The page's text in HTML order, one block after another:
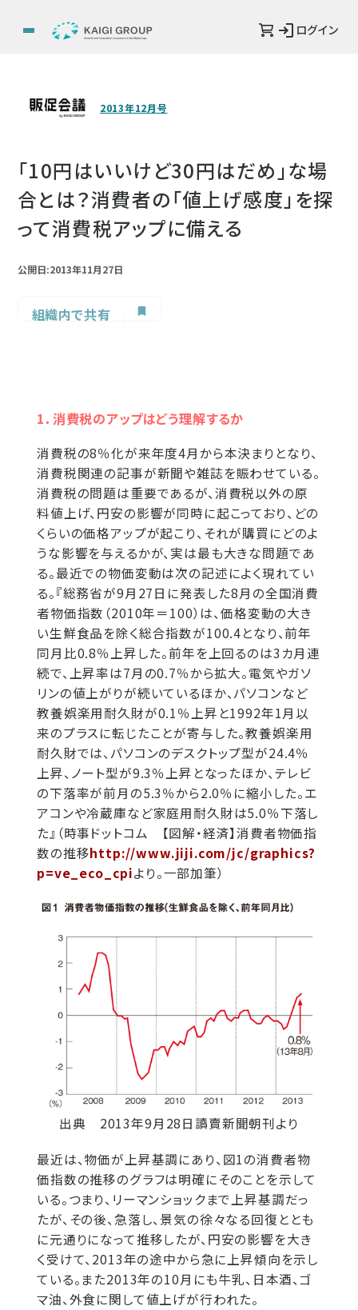
ログイン
2013年12月号
「10円はいいけど30円はだめ」な場
合とは？消費者の「値上げ感度」を探
って消費税アップに備える
公開日:2013年11月27日
組織内で共有
1．消費税のアップはどう理解するか
消費税の8％化が来年度4月から本決まりとなり、
消費税関連の記事が新聞や雑誌を賑わせている。
消費税の問題は重要であるが、消費税以外の原
料値上げ、円安の影響が同時に起こっており、どの
くらいの価格アップが起こり、それが購買にどのよ
うな影響を与えるかが、実は最も大きな問題であ
る。最近での物価変動は次の記述によく現れてい
る。『総務省が9月27日に発表した8月の全国消費
者物価指数（2010年＝100）は、価格変動の大き
い生鮮食品を除く総合指数が100.4となり、前年
同月比0.8％上昇した。前年を上回るのは3カ月連
続で、上昇率は7月の0.7％から拡大。電気やガソ
リンの値上がりが続いているほか、パソコンなど
教養娯楽用耐久財が0.1％上昇と1992年1月以
来のプラスに転じたことが寄与した。教養娯楽用
耐久財では、パソコンのデスクトップ型が24.4％
上昇、ノート型が9.3％上昇となったほか、テレビ
の下落率が前月の5.3％から2.0％に縮小した。エ
アコンや冷蔵庫など家庭用耐久財は5.0％下落し
た』（時事ドットコム 【図解・経済】消費者物価指
数の推移http://www.jiji.com/jc/graphics?
p=ve_eco_cpiより。一部加筆）
出典 2013年9月28日讀賣新聞朝刊より
最近は、物価が上昇基調にあり、図1の消費者物
価指数の推移のグラフは明確にそのことを示して
いる。つまり、リーマンショックまで上昇基調だっ
たが、その後、急落し、景気の徐々なる回復ととも
に元通りになって推移したが、円安の影響を大き
く受けて、2013年の途中から急に上昇傾向を示し
ている。また2013年の10月にも牛乳、日本酒、ゴ
マ油、外食に関して値上げが行われた。